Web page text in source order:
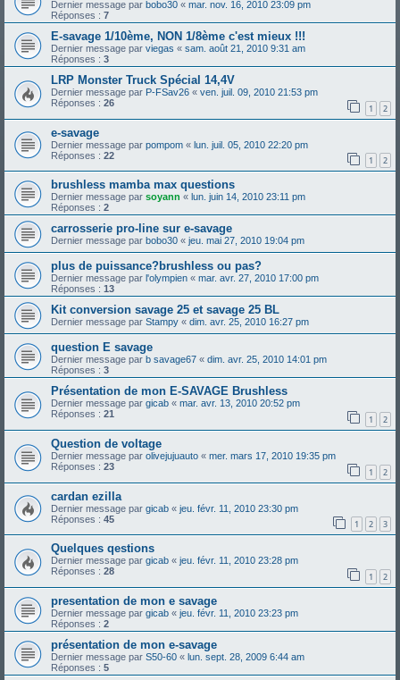
Dernier message par bobo30 « mar. nov. 16, 2010 23:09 pm
Réponses : 7
E-savage 1/10ème, NON 1/8ème c'est mieux !!!
Dernier message par viegas « sam. août 21, 2010 9:31 am
Réponses : 3
LRP Monster Truck Spécial 14,4V
Dernier message par P-FSav26 « ven. juil. 09, 2010 21:53 pm
Réponses : 26 1 2
e-savage
Dernier message par pompom « lun. juil. 05, 2010 22:20 pm
Réponses : 22 1 2
brushless mamba max questions
Dernier message par soyann « lun. juin 14, 2010 23:11 pm
Réponses : 2
carrosserie pro-line sur e-savage
Dernier message par bobo30 « jeu. mai 27, 2010 19:04 pm
plus de puissance?brushless ou pas?
Dernier message par l'olympien « mar. avr. 27, 2010 17:00 pm
Réponses : 13
Kit conversion savage 25 et savage 25 BL
Dernier message par Stampy « dim. avr. 25, 2010 16:27 pm
question E savage
Dernier message par b savage67 « dim. avr. 25, 2010 14:01 pm
Réponses : 3
Présentation de mon E-SAVAGE Brushless
Dernier message par gicab « mar. avr. 13, 2010 20:52 pm
Réponses : 21 1 2
Question de voltage
Dernier message par olivejujuauto « mer. mars 17, 2010 19:35 pm
Réponses : 23 1 2
cardan ezilla
Dernier message par gicab « jeu. févr. 11, 2010 23:30 pm
Réponses : 45 1 2 3
Quelques qestions
Dernier message par gicab « jeu. févr. 11, 2010 23:28 pm
Réponses : 28 1 2
presentation de mon e savage
Dernier message par gicab « jeu. févr. 11, 2010 23:23 pm
Réponses : 2
présentation de mon e-savage
Dernier message par S50-60 « lun. sept. 28, 2009 6:44 am
Réponses : 5